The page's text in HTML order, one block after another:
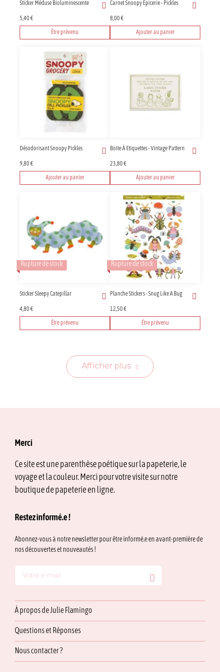
Sticker Méduse Bioluminescente
5,40€
Être prévenu
Carnet Snoopy Epicerie - Pickles
8,00€
Ajouter au panier
Désodorisant Snoopy Pickles
9,80€
Ajouter au panier
Boite À Etiquettes - Vintage Pattern
23,80€
Ajouter au panier
Rupture de stock
Sticker Sleepy Catepillar
4,80€
Être prévenu
Rupture de stock
Planche Stickers - Snug Like A Bug
12,50€
Être prévenu
Afficher plus
Merci
Ce site est une parenthèse poétique sur la papeterie, le
voyage et la couleur. Merci pour votre visite sur notre
boutique de papeterie en ligne.
Restez informé.e !
Abonnez-vous à notre newsletter pour être informé.e en avant-première de
nos découvertes et nouveautés !
À propos de Julie Flamingo
Questions et Réponses
Nous contacter ?